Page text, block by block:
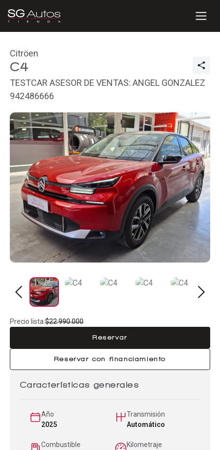
Citröen
C4
TESTCAR ASESOR DE VENTAS: ANGEL GONZALEZ
942486666
Precio lista:$22.990.000
Reservar
Reservar con financiamiento
Características generales
Año
2025
Transmisión
Automático
Combustible
Kilometraje